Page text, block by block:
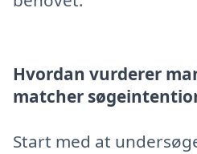
Hvordan vurderer
matcher
Start med at